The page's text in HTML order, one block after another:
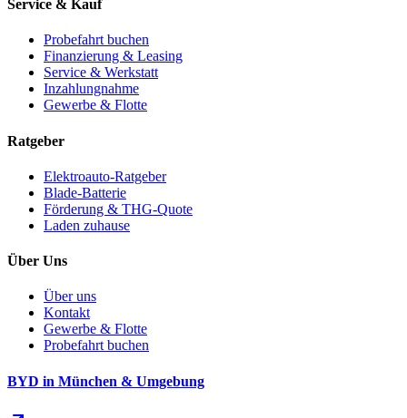
Service & Kauf
Probefahrt buchen
Finanzierung & Leasing
Service & Werkstatt
Inzahlungnahme
Gewerbe & Flotte
Ratgeber
Elektroauto-Ratgeber
Blade-Batterie
Förderung & THG-Quote
Laden zuhause
Über Uns
Über uns
Kontakt
Gewerbe & Flotte
Probefahrt buchen
BYD in München & Umgebung